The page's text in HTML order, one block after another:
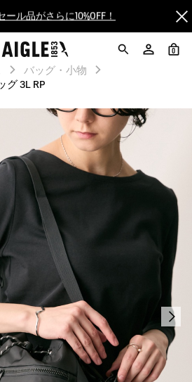
FINAL SALEがスタート！
登録で送料＆返品無料
トサービス終了のお知らせ
ール品がさらに10%OFF！
FINAL SALEがスタート！
登録で送料＆返品無料
ントサービス終了のお知らせ
0
バッグ・小物
グ 3L RP